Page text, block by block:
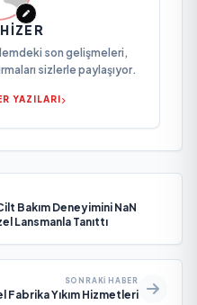
son gelişmeleri,
sizlerle paylaşıyor.
YAZILARI
Bakım Deneyimini NaN
Özel Lansmanla Tanıttı
SONRAKI HABER
Yıkım Hizmetleri